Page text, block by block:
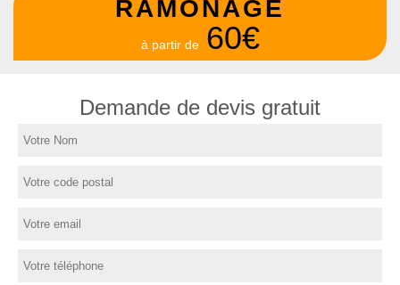
RAMONAGE
à partir de 60€
Demande de devis gratuit